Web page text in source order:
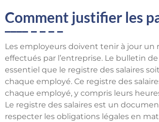
Comment justifier les
Les employeurs doivent tenir à jour un
effectués par l’entreprise. Le bulletin
essentiel que le registre des salaires
chaque employé. Ce registre des
chaque employé, y compris leurs
Le registre des salaires est un
respecter les obligations légales en